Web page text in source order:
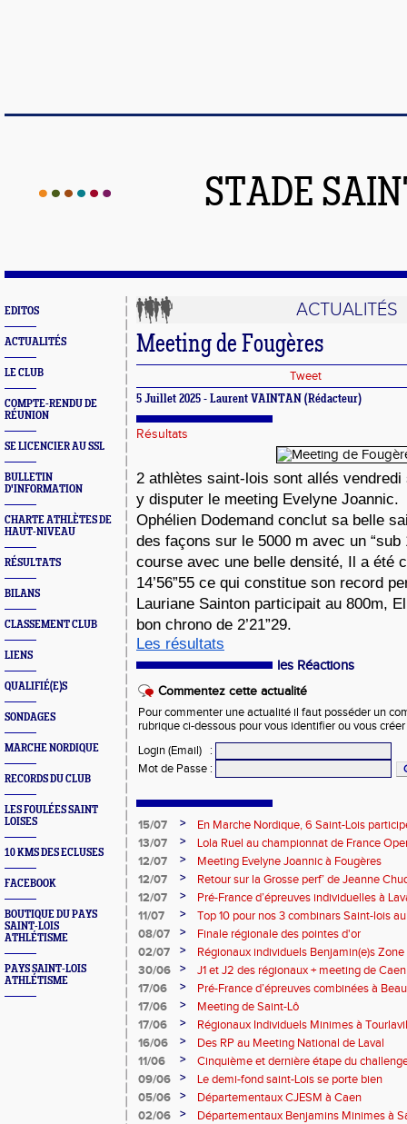
STADE
EDITOS
ACTUALITÉS
LE CLUB
COMPTE-RENDU DE
RÉUNION
SE LICENCIER AU SSL
BULLETIN
D'INFORMATION
CHARTE ATHLÈTES DE
HAUT-NIVEAU
RÉSULTATS
BILANS
CLASSEMENT CLUB
LIENS
QUALIFIÉ(E)S
SONDAGES
MARCHE NORDIQUE
RECORDS DU CLUB
LES FOULÉES SAINT
LOISES
10 KMS DES ECLUSES
FACEBOOK
BOUTIQUE DU PAYS
SAINT-LOIS
ATHLÉTISME
PAYS SAINT-LOIS
ATHLÉTISME
ACTUALITÉS
Meeting de Fougères
Tweet
5 Juillet 2025 - Laurent VAINTAN (Rédacteur)
Résultats
2 athlètes saint-lois sont allés vendredi
y disputer le meeting Evelyne Joannic.
Ophélien Dodemand conclut sa belle
des façons sur le 5000 m avec un “sub
course avec une belle densité, Il a été
14’56”55 ce qui constitue son record
Lauriane Sainton participait au 800m,
bon chrono de 2’21”29.
Les résultats
les Réactions
Commentez cette actualité
Pour commenter une actualité il faut posséder un
rubrique ci-dessous pour vous identifier ou vous
Login (Email)
:
Mot de Passe :
15/07 >
En Marche Nordique, 6 Saint-Lois
13/07
>
Lola Ruel au championnat de France
12/07
>
Meeting Evelyne Joannic à Fougères
12/07
>
Retour sur la Grosse perf’ de Jeanne
de l’Est Lyonnais
12/07 >
Pré-France d’épreuves individuelles à
11/07
>
Top 10 pour nos 3 combinars Saint-lois
d'EC à Aix-en-Provence
08/07 >
Finale régionale des pointes d'or
02/07
>
Régionaux individuels Benjamin(e)s
30/06
>
J1 et J2 des régionaux + meeting de Caen
17/06
>
Pré-France d’épreuves combinées à
17/06
>
Meeting de Saint-Lô
17/06
>
Régionaux Individuels Minimes à
16/06
>
Des RP au Meeting National de Laval
11/06
>
Cinquième et dernière étape du
09/06
>
Le demi-fond saint-Lois se porte bien
05/06
>
Départementaux CJESM à Caen
02/06
>
Départementaux Benjamins Minimes à